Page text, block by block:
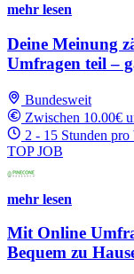
mehr lesen
Deine Meinung
Umfragen teil –
Bundesweit
Zwischen 10.00€
2 - 15 Stunden pro
TOP JOB
mehr lesen
Mit Online
Bequem zu